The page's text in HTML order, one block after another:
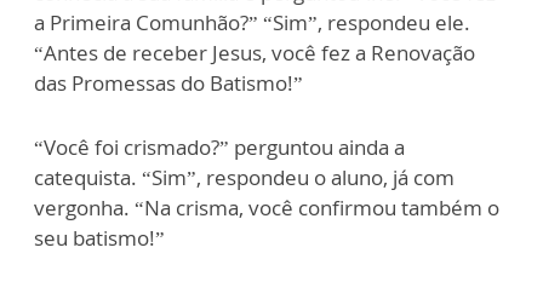
a Primeira Comunhão?” “Sim”, respondeu ele.
“Antes de receber Jesus, você fez a Renovação
das Promessas do Batismo!”
“Você foi crismado?” perguntou ainda a
catequista. “Sim”, respondeu o aluno, já com
vergonha. “Na crisma, você confirmou também o
seu batismo!”